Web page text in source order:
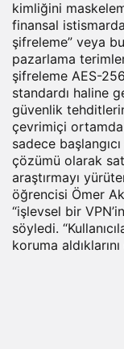
kimliğini
finansal
şifreleme” veya
pazarlama
şifreleme AES-
standardı haline
güvenlik
çevrimiçi
sadece
çözümü olarak
araştırmayı
öğrencisi Ömer
“işlevsel bir
söyledi.
koruma